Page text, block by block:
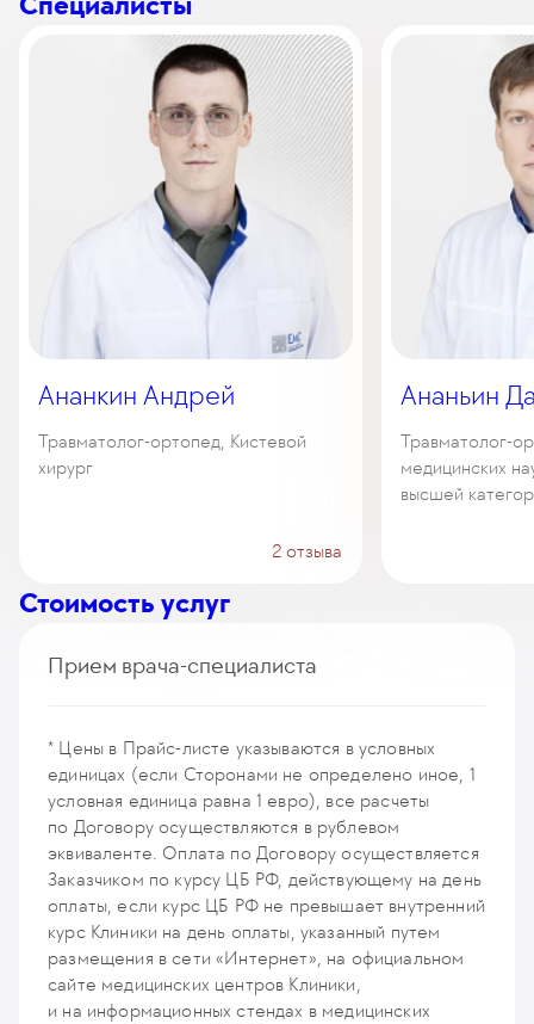
Ананкин Андрей
Травматолог-ортопед, Кистевой
хирург
2 отзыва
Ананьин
Травматолог-
медицинских
высшей
Стоимость услуг
Прием врача-специалиста
травматологом одного пациента
0у. е. 0₽
Прием (осмотр, консультация) врача ортопеда-
травматолога (первичный, повторный)
235
* Цены в Прайс-листе указываются в условных
единицах (если Сторонами не определено иное, 1
условная единица равна 1 евро), все расчеты
по Договору осуществляются в рублевом
эквиваленте. Оплата по Договору осуществляется
Заказчиком по курсу ЦБ РФ, действующему на день
оплаты, если курс ЦБ РФ не превышает внутренний
курс Клиники на день оплаты, указанный путем
размещения в сети «Интернет», на официальном
сайте медицинских центров Клиники,
и на информационных стендах в медицинских